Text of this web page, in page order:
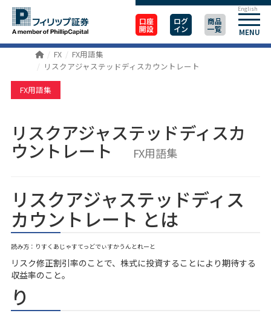
口座
開設
ログ
イン
商品
一覧 MENU
English
FX
FX用語集
リスクアジャステッドディスカウントレート
FX用語集
リスクアジャステッドディスカ
ウントレート FX用語集
リスクアジャステッドディス
カウントレート とは
読み方：りすくあじゃすてっどでぃすかうんとれーと
リスク修正割引率のことで、株式に投資することにより期待する
収益率のこと。
り